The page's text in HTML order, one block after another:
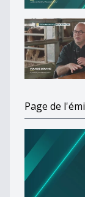
Viande : les
Page de